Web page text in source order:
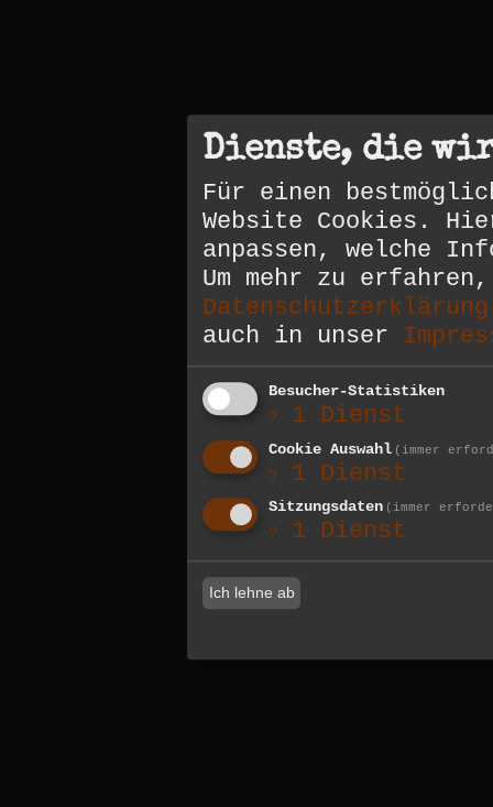
Dienste, die
Für einen
Website Cookies.
anpassen, welche
Um mehr zu
Datenschutzerklärung
auch in unser
Besucher-Statistiken
?
1 Dienst
Cookie Auswahl (immer
? 1 Dienst
Sitzungsdaten (immer
? 1 Dienst
Ich lehne ab